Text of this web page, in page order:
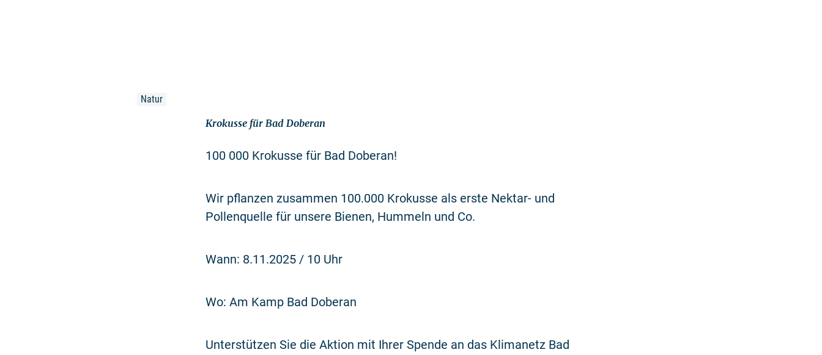
Natur
Krokusse für Bad Doberan
100 000 Krokusse für Bad Doberan!
Wir pflanzen zusammen 100.000 Krokusse als erste Nektar- und
Pollenquelle für unsere Bienen, Hummeln und Co.
Wann: 8.11.2025 / 10 Uhr
Wo: Am Kamp Bad Doberan
Unterstützen Sie die Aktion mit Ihrer Spende an das Klimanetz Bad